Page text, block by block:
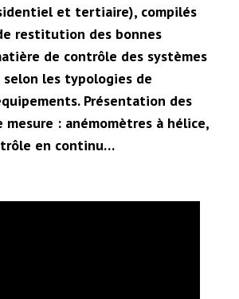
et tertiaire), compilés
restitution des bonnes
de contrôle des systèmes
les typologies de
Présentation des
: anémomètres à hélice,
en continu…